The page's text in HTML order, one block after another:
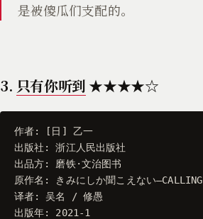
是被傻瓜们支配的。
3. 只有你听到 ★★★★☆
作者: [ 日 ]
乙一
出版社 :
浙江人民出版社
出品方: 磨铁·文治图书
原作名 : きみにしか聞こえない―CALLING
译者: 吴名 / 修愚
出版年: 2021 -1